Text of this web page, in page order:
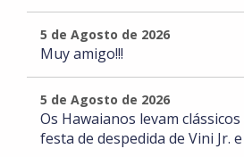
5 de Agosto de 2026
Muy amigo!!!
5 de Agosto de 2026
Os Hawaianos levam
festa de despedida de Vini Jr.